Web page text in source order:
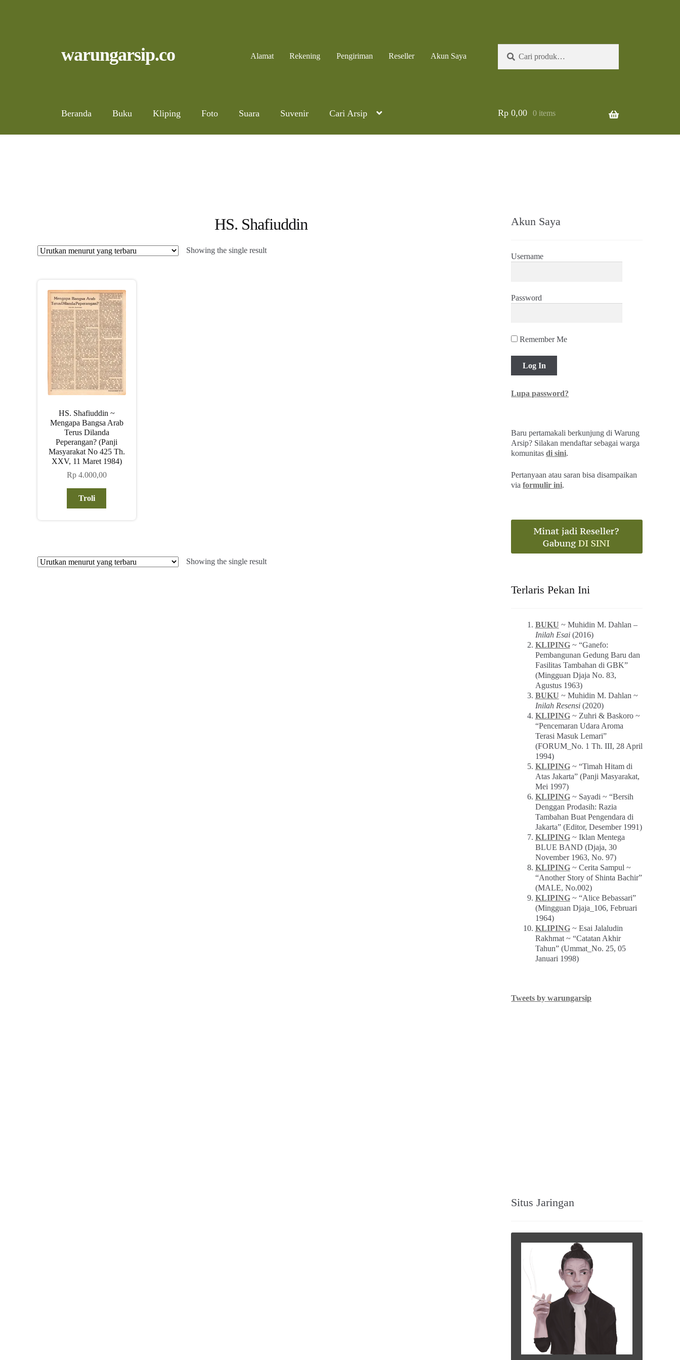
to
to
warungarsip.co Alamat Rekening Pengiriman Reseller Akun Saya
untuk:
Beranda Buku Kliping Foto Suara Suvenir Cari Arsip Rp0,00 0 items
HS. Shafiuddin
Showing the single result
HS. Shafiuddin ~
Mengapa Bangsa Arab
Terus Dilanda
Peperangan? (Panji
Masyarakat No 425 Th.
XXV, 11 Maret 1984)
Rp4.000,00
Troli
Showing the single result
Akun Saya
Username
Password
Remember Me
Lupa password?
Baru pertamakali berkunjung di Warung
Arsip? Silakan mendaftar sebagai warga
komunitasdi sini.
Pertanyaan atau saran bisa disampaikan
viaformulir ini.
Terlaris Pekan Ini
BUKU ~ Muhidin M. Dahlan –
Inilah Esai(2016)
KLIPING~ “Ganefo:
Pembangunan Gedung Baru dan
Fasilitas Tambahan di GBK”
(Mingguan Djaja No. 83,
Agustus 1963)
BUKU ~ Muhidin M. Dahlan ~
Inilah Resensi(2020)
KLIPING~ Zuhri & Baskoro ~
“Pencemaran Udara Aroma
Terasi Masuk Lemari”
(FORUM_No. 1 Th. III, 28 April
1994)
KLIPING~ “Timah Hitam di
Atas Jakarta” (Panji Masyarakat,
Mei 1997)
KLIPING~ Sayadi ~ “Bersih
Denggan Prodasih: Razia
Tambahan Buat Pengendara di
Jakarta” (Editor, Desember 1991)
KLIPING~ Iklan Mentega
BLUE BAND (Djaja, 30
November 1963, No. 97)
KLIPING~ Cerita Sampul ~
“Another Story of Shinta Bachir”
(MALE, No.002)
KLIPING~ “Alice Bebassari”
(Mingguan Djaja_106, Februari
1964)
KLIPING~ Esai Jalaludin
Rakhmat ~ “Catatan Akhir
Tahun” (Ummat_No. 25, 05
Januari 1998)
Tweets by warungarsip
Situs Jaringan